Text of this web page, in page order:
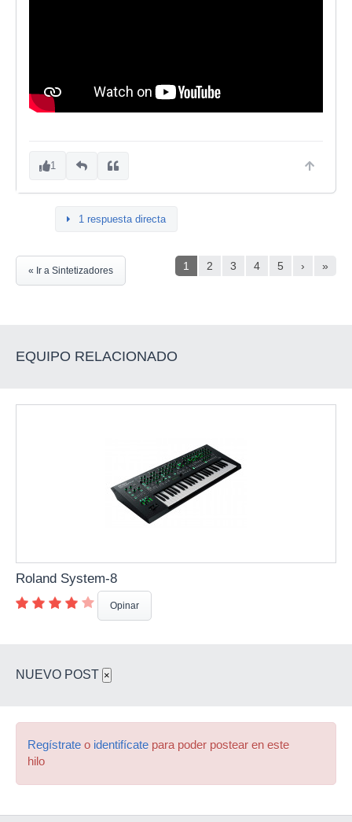
1
1 respuesta directa
1 2 3 4 5 › »
« Ir a Sintetizadores
EQUIPO RELACIONADO
Roland System-8
Opinar
NUEVO POST ×
Regístrate o identifícate para poder postear en este
hilo